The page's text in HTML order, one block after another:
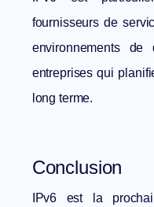
fournisseurs de
environnements
entreprises qui
long terme.
Conclusion
IPv6 est la